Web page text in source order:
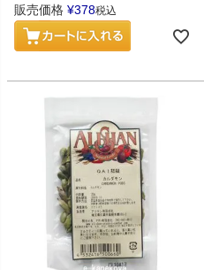
販売価格 ¥378税込